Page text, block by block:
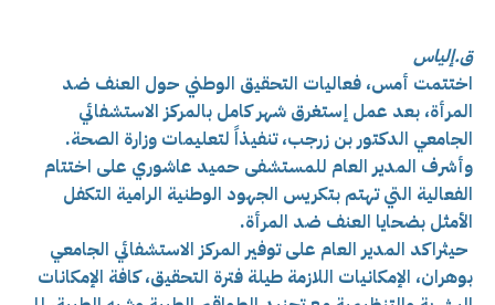
ق.إلياس
اختتمت أمس، فعاليات التحقيق الوطني حول العنف ضد
المرأة، بعد عمل إستغرق شهر كامل بالمركز الاستشفائي
الجامعي الدكتور بن زرجب، تنفيذاً لتعليمات وزارة الصحة.
وأشرف المدير العام للمستشفى حميد عاشوري على اختتام
الفعالية التي تهتم بتكريس الجهود الوطنية الرامية التكفل
الأمثل بضحايا العنف ضد المرأة.
حيثراكد المدير العام على توفير المركز الاستشفائي الجامعي
بوهران، الإمكانيات اللازمة طيلة فترة التحقيق، كافة الإمكانات